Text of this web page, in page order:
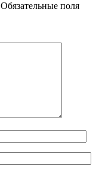
Обязательные поля